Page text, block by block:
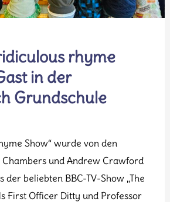
rhyme
in der
Grundschule
Show“ wurde von den
und Andrew Crawford
der beliebten BBC-TV-Show „The
First Officer Ditty und Professor